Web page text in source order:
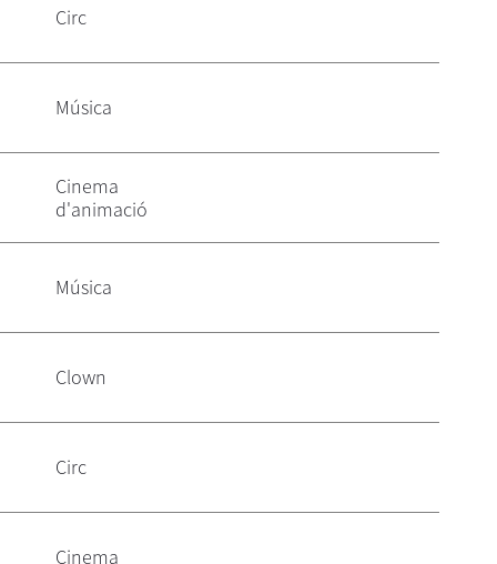
Circ
Música
Cinema
d'animació
Música
Clown
Circ
Cinema